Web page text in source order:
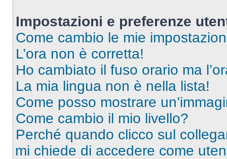
Impostazioni e preferenze
Come cambio le mie
L’ora non è corretta!
Ho cambiato il fuso orario ma
La mia lingua non è nella lista!
Come posso mostrare
Come cambio il mio livello?
Perché quando clicco sul
mi chiede di accedere come